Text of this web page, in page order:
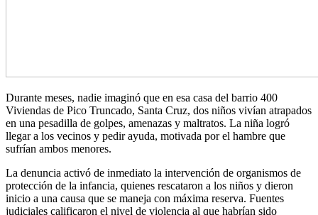
Durante meses, nadie imaginó que en esa casa del barrio 400
Viviendas de Pico Truncado, Santa Cruz, dos niños vivían atrapados
en una pesadilla de golpes, amenazas y maltratos. La niña logró
llegar a los vecinos y pedir ayuda, motivada por el hambre que
sufrían ambos menores.
La denuncia activó de inmediato la intervención de organismos de
protección de la infancia, quienes rescataron a los niños y dieron
inicio a una causa que se maneja con máxima reserva. Fuentes
judiciales calificaron el nivel de violencia al que habrían sido